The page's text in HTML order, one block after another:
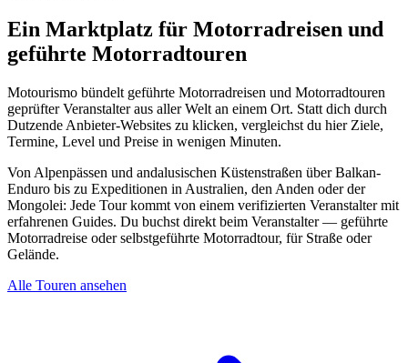
Ein Marktplatz für Motorradreisen und
geführte Motorradtouren
Motourismo bündelt geführte Motorradreisen und Motorradtouren
geprüfter Veranstalter aus aller Welt an einem Ort. Statt dich durch
Dutzende Anbieter-Websites zu klicken, vergleichst du hier Ziele,
Termine, Level und Preise in wenigen Minuten.
Von Alpenpässen und andalusischen Küstenstraßen über Balkan-
Enduro bis zu Expeditionen in Australien, den Anden oder der
Mongolei: Jede Tour kommt von einem verifizierten Veranstalter mit
erfahrenen Guides. Du buchst direkt beim Veranstalter — geführte
Motorradreise oder selbstgeführte Motorradtour, für Straße oder
Gelände.
Alle Touren ansehen